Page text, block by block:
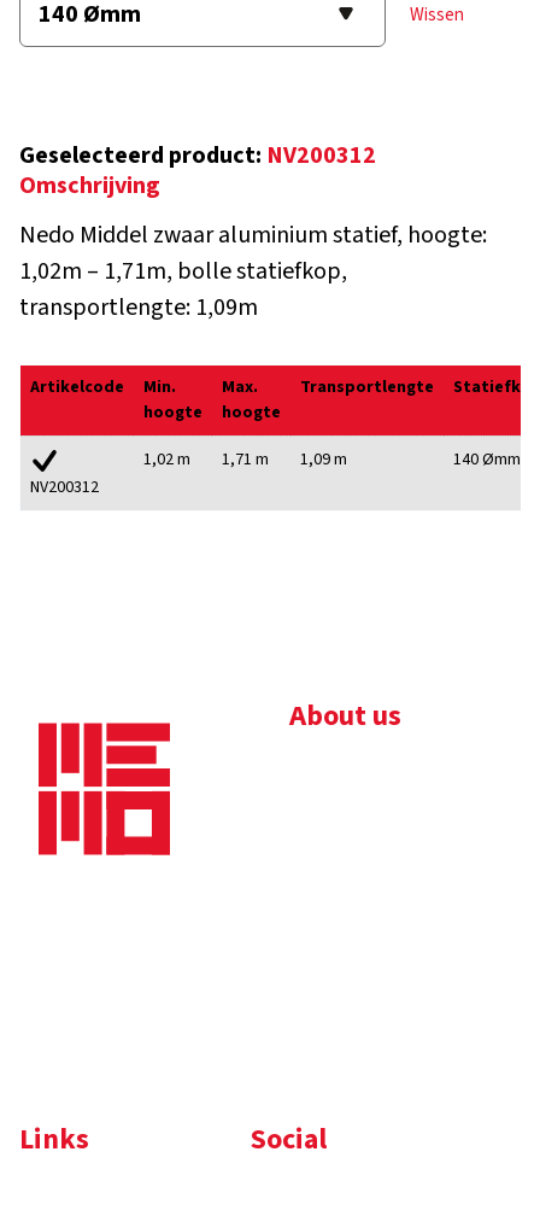
Wissen
Geselecteerd product: NV200312
Omschrijving
Nedo Middel zwaar aluminium statief, hoogte:
1,02m – 1,71m, bolle statiefkop,
transportlengte: 1,09m
Artikelcode
Min.
hoogte
Max.
hoogte
Transportlengte
NV200312
1,02 m 1,71 m 1,09 m 140 Ømm
About us
Links Social